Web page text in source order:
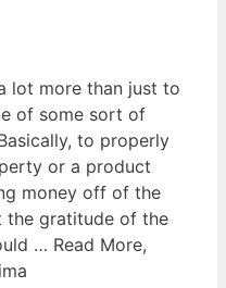
lot more than just to
of some sort of
to properly
or a product
money off of the
the gratitude of the
… Read More,